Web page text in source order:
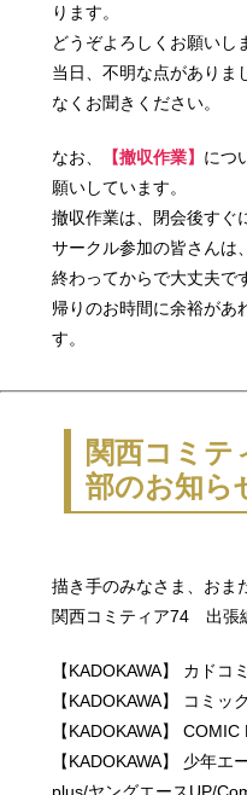
ります。
どうぞよろしくお願いし
当日、不明な点がありま
なくお聞きください。
なお、 【撤収作業】 につ
願いしています。
撤収作業は、閉会後すぐ
サークル参加の皆さんは
終わってからで大丈夫で
帰りのお時間に余裕があ
す。
関西コミテ
部のお知ら
描き手のみなさま、おま
関西コミティア74 出張
【KADOKAWA】 カドコミ
【KADOKAWA】 コミッ
【KADOKAWA】 COMIC
【KADOKAWA】 少年